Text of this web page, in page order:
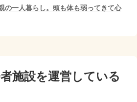
の一人暮らし。頭も体も弱ってきて心
施設を運営している